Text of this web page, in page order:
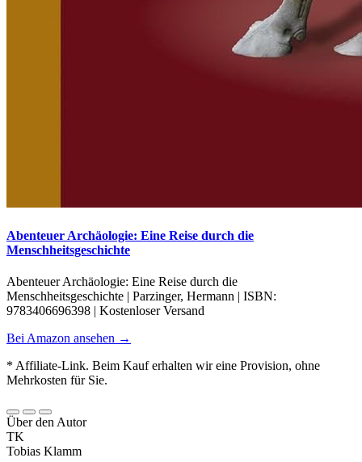
Abenteuer Archäologie: Eine Reise durch die
Menschheitsgeschichte
Abenteuer Archäologie: Eine Reise durch die
Menschheitsgeschichte | Parzinger, Hermann | ISBN:
9783406696398 | Kostenloser Versand
Bei Amazon ansehen →
* Affiliate-Link. Beim Kauf erhalten wir eine Provision, ohne
Mehrkosten für Sie.
Über den Autor
TK
Tobias Klamm